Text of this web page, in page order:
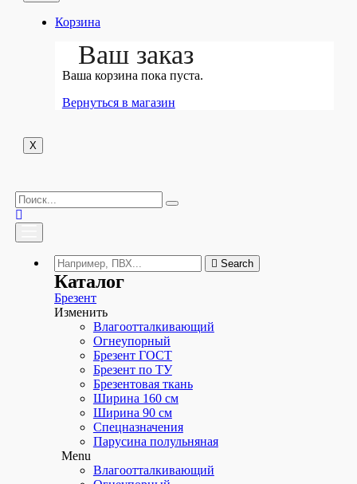
Полога Тарпаулин
Строительные
Для самосвалов
Menu
Брезентовые
Полога Тарпаулин
ПВХ
Оксфорд
Готовые полога
Утепленные
Корзина
Ваш заказ
Ваша корзина пока пуста.
Вернуться в магазин
X
Search
Каталог
Брезент
Изменить
Влагоотталкивающий
Огнеупорный
Брезент ГОСТ
Брезент по ТУ
Брезентовая ткань
Ширина 160 см
Ширина 90 см
Спецназначения
Парусина полульняная
Menu
Влагоотталкивающий